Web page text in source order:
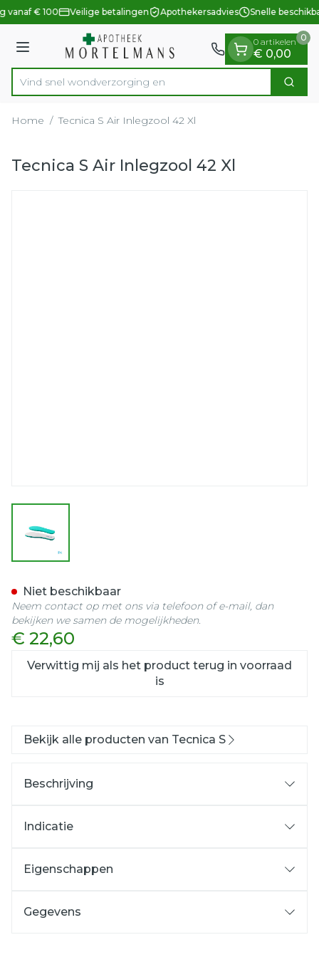
Ga naar de inhoud
1 van 1
vanaf € 100 Veilige betalingen Apothekersadvies Snelle
Menu
Product, merk, categorie...
Vind snel wondverzorg Zoek
0 artikelen
€ 0,00
0
Home / Tecnica S Air Inlegzool 42 Xl
Tecnica S Air Inlegzool 42 Xl
€ 22,60
Verwittig mij als het product terug in voorraad
is
Niet beschikbaar
Neem contact op met ons via telefoon of e-mail, dan
bekijken we samen de mogelijkheden.
Bekijk alle producten van Tecnica S
Beschrijving
Indicatie
Plantaire drukpijn
Eigenschappen
Kleur: Groen-wit
Gegevens